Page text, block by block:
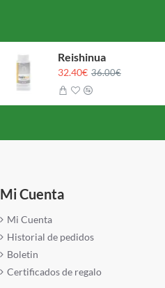
Reishinua
32.40€ 36.00€
Mi Cuenta
Mi Cuenta
Historial de pedidos
Boletin
Certificados de regalo